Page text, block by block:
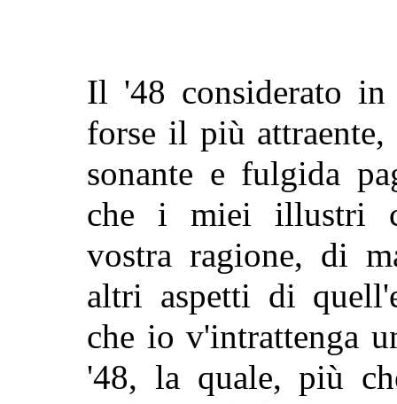
Il '48 considerato
forse il più attraente,
sonante e fulgida
che i miei illustri
vostra ragione, di
altri aspetti di
che io v'intrattenga
'48, la quale, più